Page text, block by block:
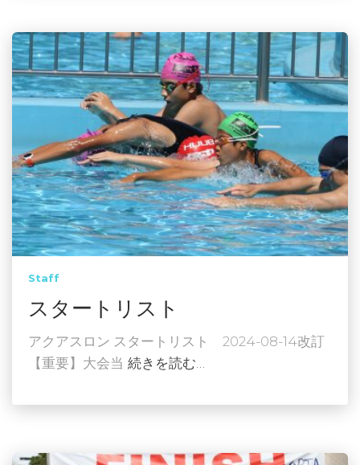
Staff
スタートリスト
アクアスロン スタートリスト 2024-08-14改訂
【重要】大会当 続きを読む…